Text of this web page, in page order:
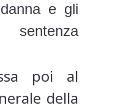
e gli
sentenza
poi al
della